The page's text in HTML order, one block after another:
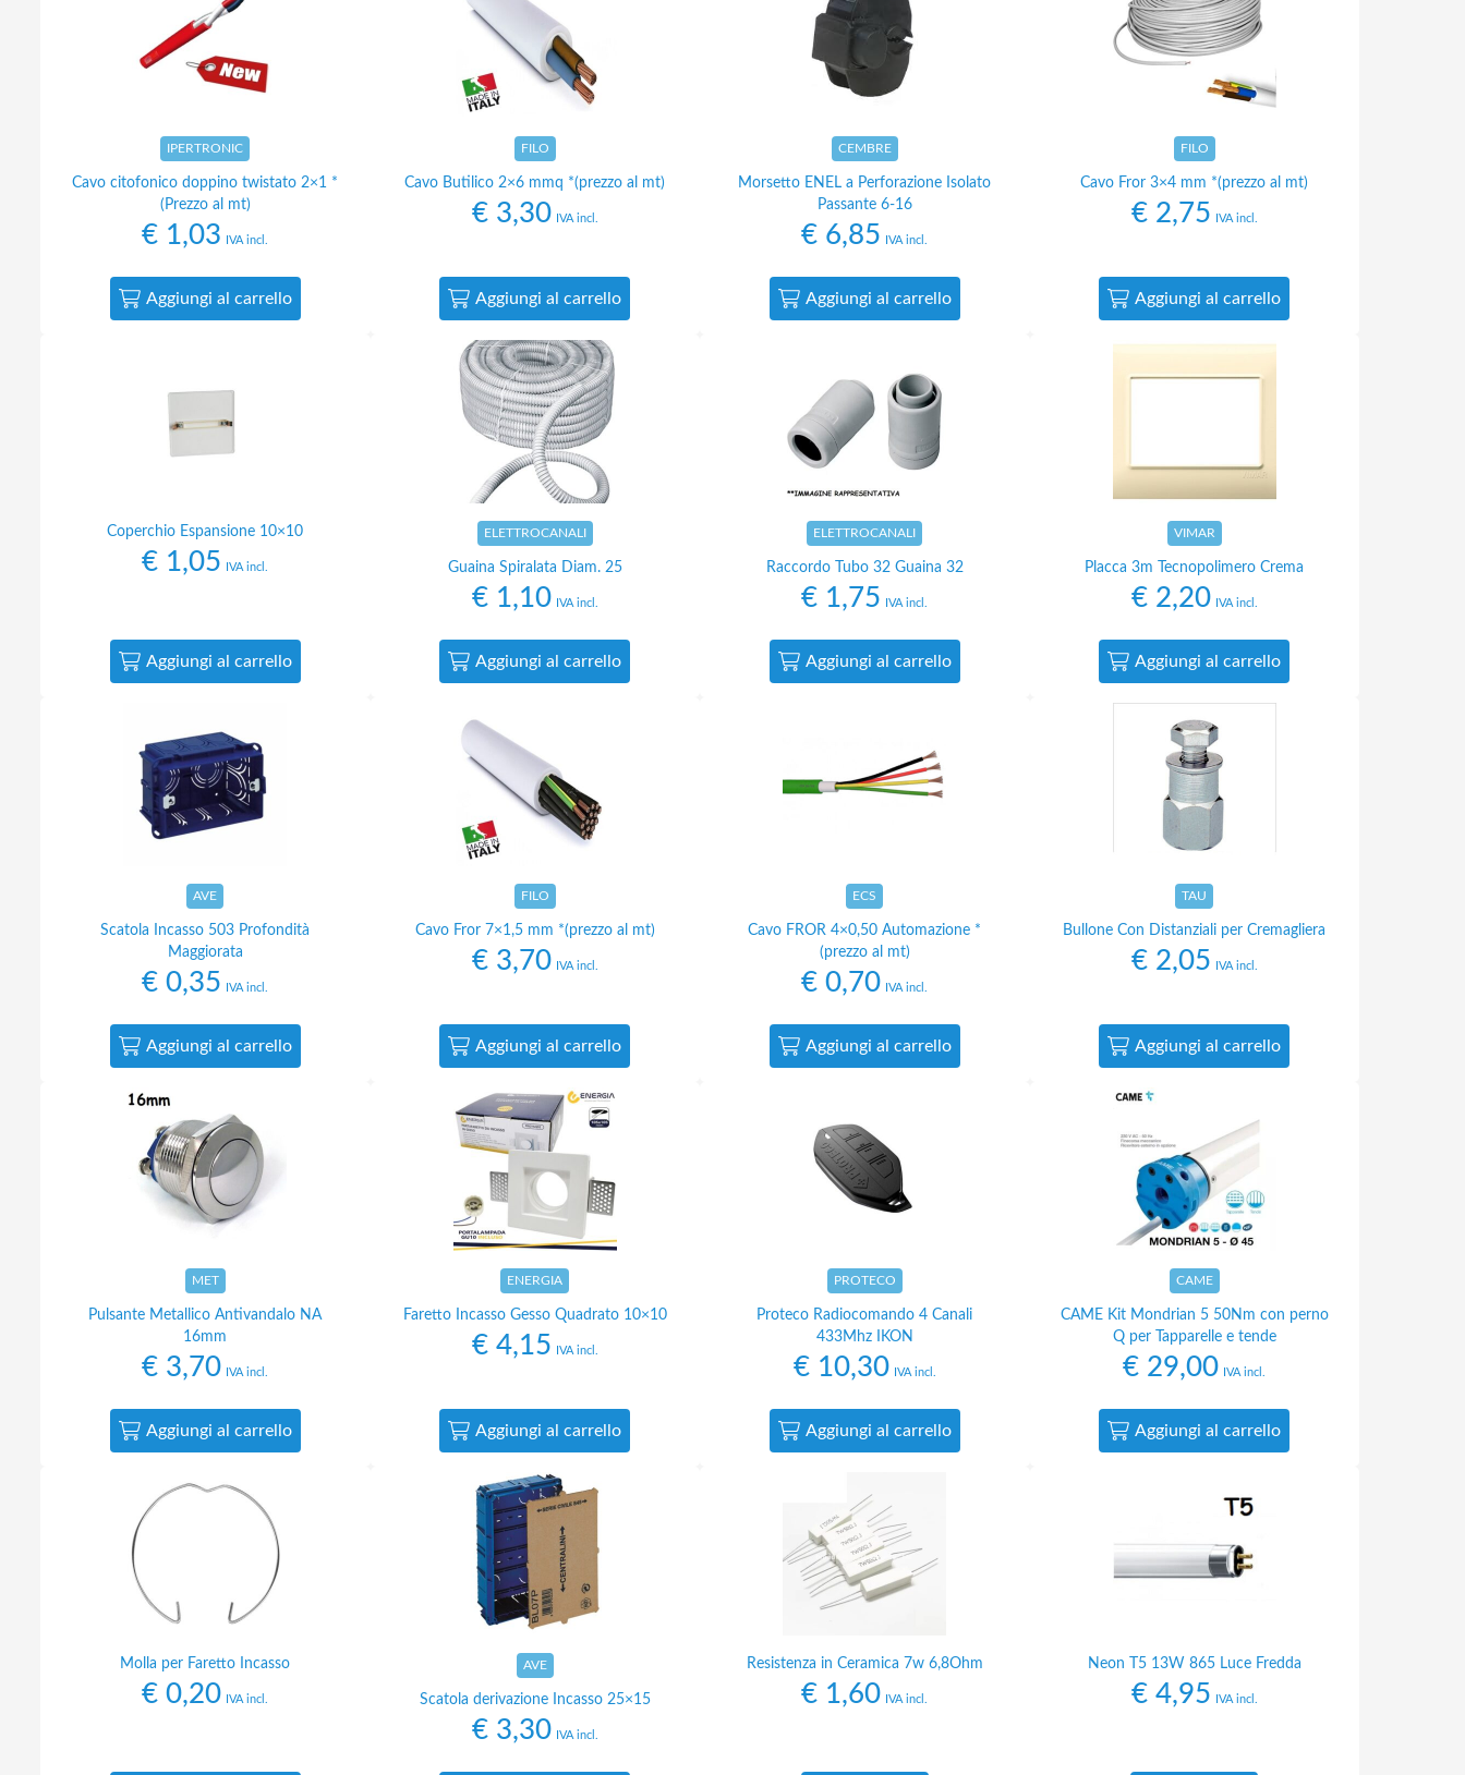
IPERTRONIC
Cavo citofonico doppino twistato 2×1 *
(Prezzo al mt)
€ 1,03 IVA incl.
Aggiungi al carrello
FILO
Cavo Butilico 2×6 mmq *(prezzo al mt)
€3,30 IVA incl.
Aggiungi al carrello
CEMBRE
Morsetto ENEL a Perforazione Isolato
Passante 6-16
€ 6,85 IVA incl.
Aggiungi al carrello
FILO
Cavo Fror 3×4 mm *(prezzo al mt)
€2,75 IVA incl.
Aggiungi al carrello
Coperchio Espansione 10×10
€ 1,05 IVA incl.
Aggiungi al carrello
ELETTROCANALI
Guaina Spiralata Diam. 25
€1,10 IVA incl.
Aggiungi al carrello
ELETTROCANALI
Raccordo Tubo 32 Guaina 32
€ 1,75 IVA incl.
Aggiungi al carrello
VIMAR
Placca 3m Tecnopolimero Crema
€2,20 IVA incl.
Aggiungi al carrello
AVE
Scatola Incasso 503 Profondità
Maggiorata
€ 0,35 IVA incl.
Aggiungi al carrello
FILO
Cavo Fror 7×1,5 mm *(prezzo al mt)
€3,70 IVA incl.
Aggiungi al carrello
ECS
Cavo FROR 4×0,50 Automazione *
(prezzo al mt)
€ 0,70 IVA incl.
Aggiungi al carrello
TAU
Bullone Con Distanziali per Cremagliera
€2,05 IVA incl.
Aggiungi al carrello
MET
Pulsante Metallico Antivandalo NA
16mm
€ 3,70 IVA incl.
Aggiungi al carrello
ENERGIA
Faretto Incasso Gesso Quadrato 10×10
€4,15 IVA incl.
Aggiungi al carrello
PROTECO
Proteco Radiocomando 4 Canali
433Mhz IKON
€10,30 IVA incl.
Aggiungi al carrello
CAME
CAME Kit Mondrian 5 50Nm con perno
Q per Tapparelle e tende
€ 29,00 IVA incl.
Aggiungi al carrello
Molla per Faretto Incasso
€ 0,20 IVA incl.
AVE
Scatola derivazione Incasso 25×15
€3,30 IVA incl.
Resistenza in Ceramica 7w 6,8Ohm
€ 1,60 IVA incl.
Neon T5 13W 865 Luce Fredda
€4,95 IVA incl.